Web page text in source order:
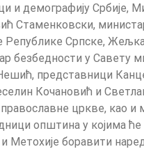
и демографију Србије,
Стаменковски,
Републике Српске, Жељка
безбедности у Савету
представници
Кочановић и
цркве, као и
општина у којима ће
Метохије боравити